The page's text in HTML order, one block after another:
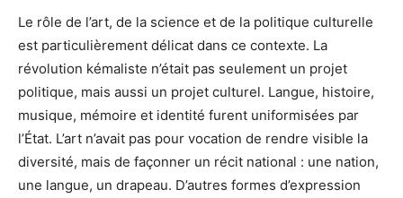
Le rôle de l’art, de la science et de la politique culturelle
est particulièrement délicat dans ce contexte. La
révolution kémaliste n’était pas seulement un projet
politique, mais aussi un projet culturel. Langue, histoire,
musique, mémoire et identité furent uniformisées par
l’État. L’art n’avait pas pour vocation de rendre visible la
diversité, mais de façonner un récit national : une nation,
une langue, un drapeau. D’autres formes d’expression